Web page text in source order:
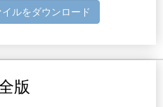
ルをダウンロード
版